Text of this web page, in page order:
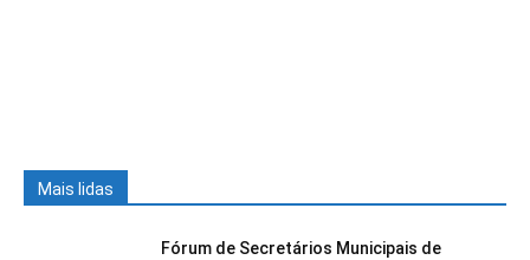
Mais lidas
Fórum de Secretários Municipais de